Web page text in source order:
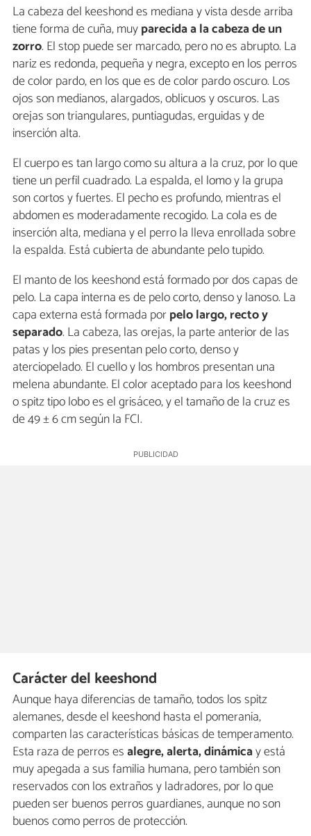
La cabeza del keeshond es mediana y vista desde arriba
tiene forma de cuña, muyparecida a la cabeza de un
zorro. El stop puede ser marcado, pero no es abrupto. La
nariz es redonda, pequeña y negra, excepto en los perros
de color pardo, en los que es de color pardo oscuro. Los
ojos son medianos, alargados, oblicuos y oscuros. Las
orejas son triangulares, puntiagudas, erguidas y de
inserción alta.
El cuerpo es tan largo como su altura a la cruz, por lo que
tiene un perfil cuadrado. La espalda, el lomo y la grupa
son cortos y fuertes. El pecho es profundo, mientras el
abdomen es moderadamente recogido. La cola es de
inserción alta, mediana y el perro la lleva enrollada sobre
la espalda. Está cubierta de abundante pelo tupido.
El manto de los keeshond está formado por dos capas de
pelo. La capa interna es de pelo corto, denso y lanoso. La
capa externa está formada porpelo largo, recto y
separado. La cabeza, las orejas, la parte anterior de las
patas y los pies presentan pelo corto, denso y
aterciopelado. El cuello y los hombros presentan una
melena abundante. El color aceptado para los keeshond
o spitz tipo lobo es el grisáceo, y el tamaño de la cruz es
de 49 ± 6 cm según la FCI.
Carácter del keeshond
Aunque haya diferencias de tamaño, todos los spitz
alemanes, desde el keeshond hasta el pomerania,
comparten las características básicas de temperamento.
Esta raza de perros esalegre, alerta, dinámicay está
muy apegada a sus familia humana, pero también son
reservados con los extraños y ladradores, por lo que
pueden ser buenos perros guardianes, aunque no son
buenos como perros de protección.